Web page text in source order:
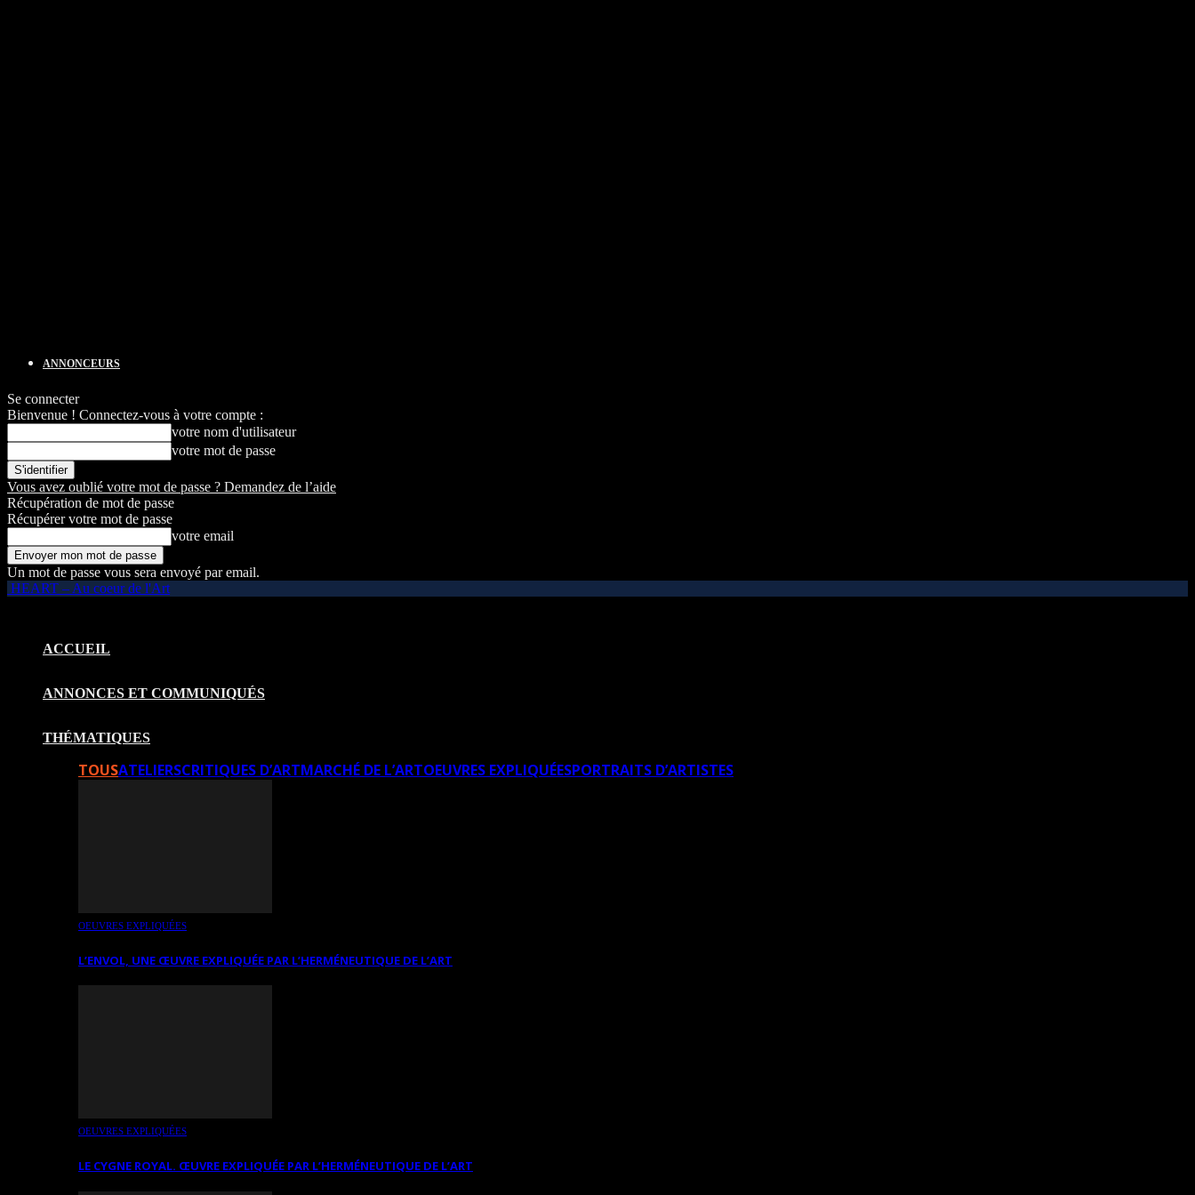
ANNONCEURS
Se connecter
Bienvenue ! Connectez-vous à votre compte :
votre nom d'utilisateur
votre mot de passe
Vous avez oublié votre mot de passe ? Demandez de l’aide
Récupération de mot de passe
Récupérer votre mot de passe
votre email
Un mot de passe vous sera envoyé par email.
HEART – Au coeur de l'Art
ACCUEIL
ANNONCES ET COMMUNIQUÉS
THÉMATIQUES
TOUSATELIERSCRITIQUES D’ARTMARCHÉ DE L’ARTOEUVRES EXPLIQUÉESPORTRAITS D’ARTISTES
OEUVRES EXPLIQUÉES
L’ENVOL, UNE ŒUVRE EXPLIQUÉE PAR L’HERMÉNEUTIQUE DE L’ART
OEUVRES EXPLIQUÉES
LE CYGNE ROYAL. ŒUVRE EXPLIQUÉE PAR L’HERMÉNEUTIQUE DE L’ART